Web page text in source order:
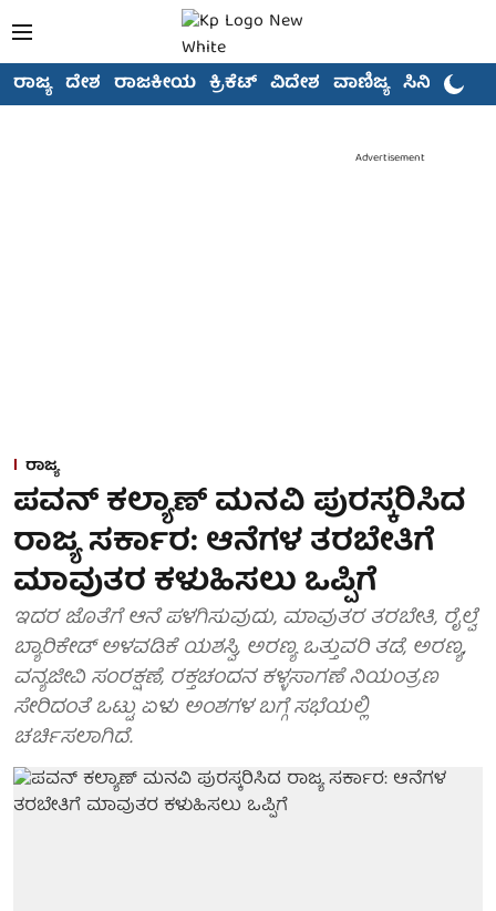
ರಾಜ್ಯ ದೇಶ ರಾಜಕೀಯ ಕ್ರಿಕೆಟ್ ವಿದೇಶ ವಾಣಿಜ್ಯ ಸಿನಿಮಾ
Advertisement
ರಾಜ್ಯ
ಪವನ್ ಕಲ್ಯಾಣ್ ಮನವಿ ಪುರಸ್ಕರಿಸಿದ
ರಾಜ್ಯ ಸರ್ಕಾರ: ಆನೆಗಳ ತರಬೇತಿಗೆ
ಮಾವುತರ ಕಳುಹಿಸಲು ಒಪ್ಪಿಗೆ
ಇದರ ಜೊತೆಗೆ ಆನೆ ಪಳಗಿಸುವುದು, ಮಾವುತರ ತರಬೇತಿ, ರೈಲ್ವೆ
ಬ್ಯಾರಿಕೇಡ್‌ ಅಳವಡಿಕೆ ಯಶಸ್ವಿ, ಅರಣ್ಯ ಒತ್ತುವರಿ ತಡೆ, ಅರಣ್ಯ,
ವನ್ಯಜೀವಿ ಸಂರಕ್ಷಣೆ, ರಕ್ತಚಂದನ ಕಳ್ಳಸಾಗಣೆ ನಿಯಂತ್ರಣ
ಸೇರಿದಂತೆ ಒಟ್ಟು ಏಳು ಅಂಶಗಳ ಬಗ್ಗೆ ಸಭೆಯಲ್ಲಿ
ಚರ್ಚಿಸಲಾಗಿದೆ.